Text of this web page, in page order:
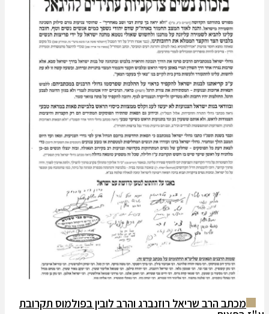
הרב שריאל רוזנברג והרב לובין בפולמוס תקרובת